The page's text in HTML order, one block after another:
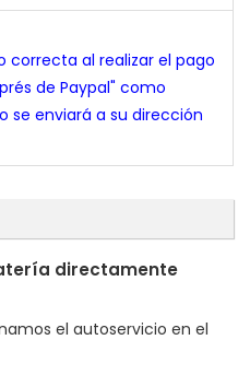
correcta al realizar el pago
de Paypal" como
se enviará a su dirección
directamente
el autoservicio en el